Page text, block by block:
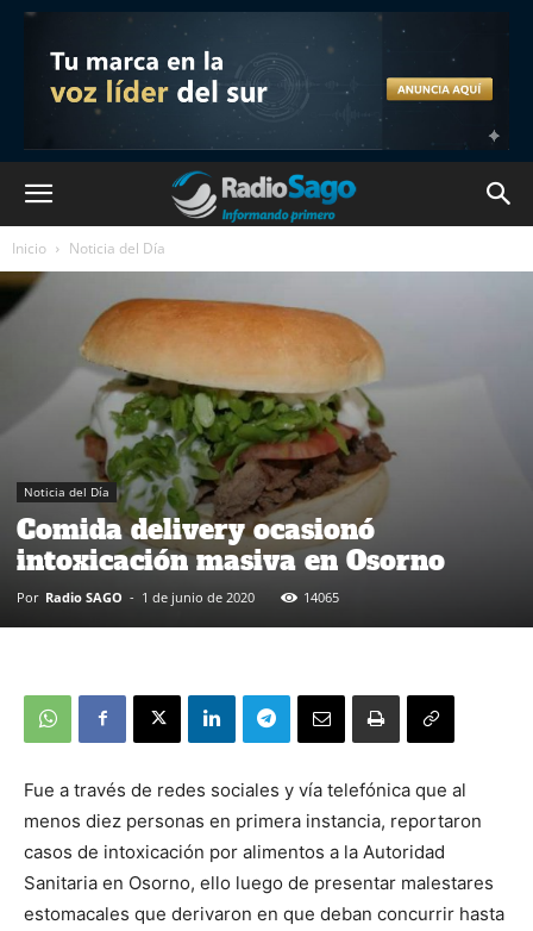
Inicio Noticia del Día
Noticia del Día
Comida delivery ocasionó
intoxicación masiva en Osorno
Por Radio SAGO - 1 de junio de 2020 14065
Fue a través de redes sociales y vía telefónica que al
menos diez personas en primera instancia, reportaron
casos de intoxicación por alimentos a la Autoridad
Sanitaria en Osorno, ello luego de presentar malestares
estomacales que derivaron en que deban concurrir hasta